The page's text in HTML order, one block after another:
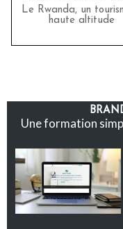
Le Rwanda, un
haute altitude
Une formation